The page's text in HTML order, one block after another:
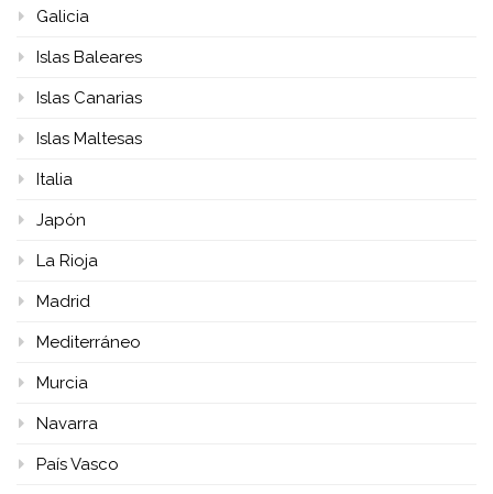
Galicia
Islas Baleares
Islas Canarias
Islas Maltesas
Italia
Japón
La Rioja
Madrid
Mediterráneo
Murcia
Navarra
País Vasco